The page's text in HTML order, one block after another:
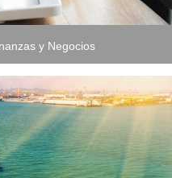
y Negocios